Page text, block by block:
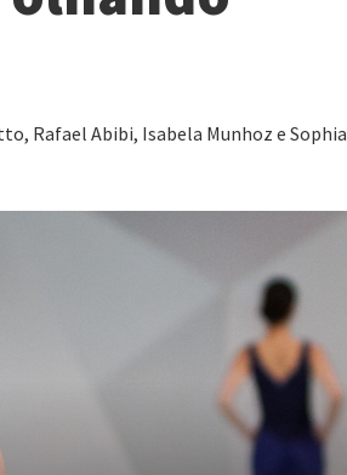
Rafael Abibi, Isabela Munhoz e Sophia